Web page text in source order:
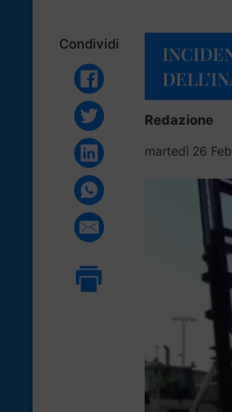
Condividi
Redazione
martedì 26